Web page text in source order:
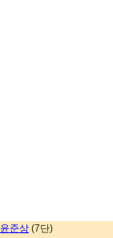
윤준상 (7단)